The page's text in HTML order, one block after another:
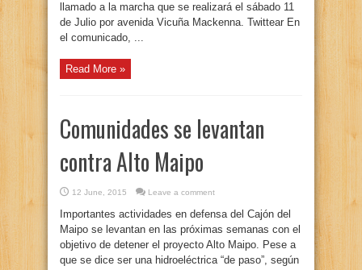
llamado a la marcha que se realizará el sábado 11
de Julio por avenida Vicuña Mackenna. Twittear En
el comunicado, ...
Read More »
Comunidades se levantan
contra Alto Maipo
12 June, 2015 Leave a comment
Importantes actividades en defensa del Cajón del
Maipo se levantan en las próximas semanas con el
objetivo de detener el proyecto Alto Maipo. Pese a
que se dice ser una hidroeléctrica “de paso”, según